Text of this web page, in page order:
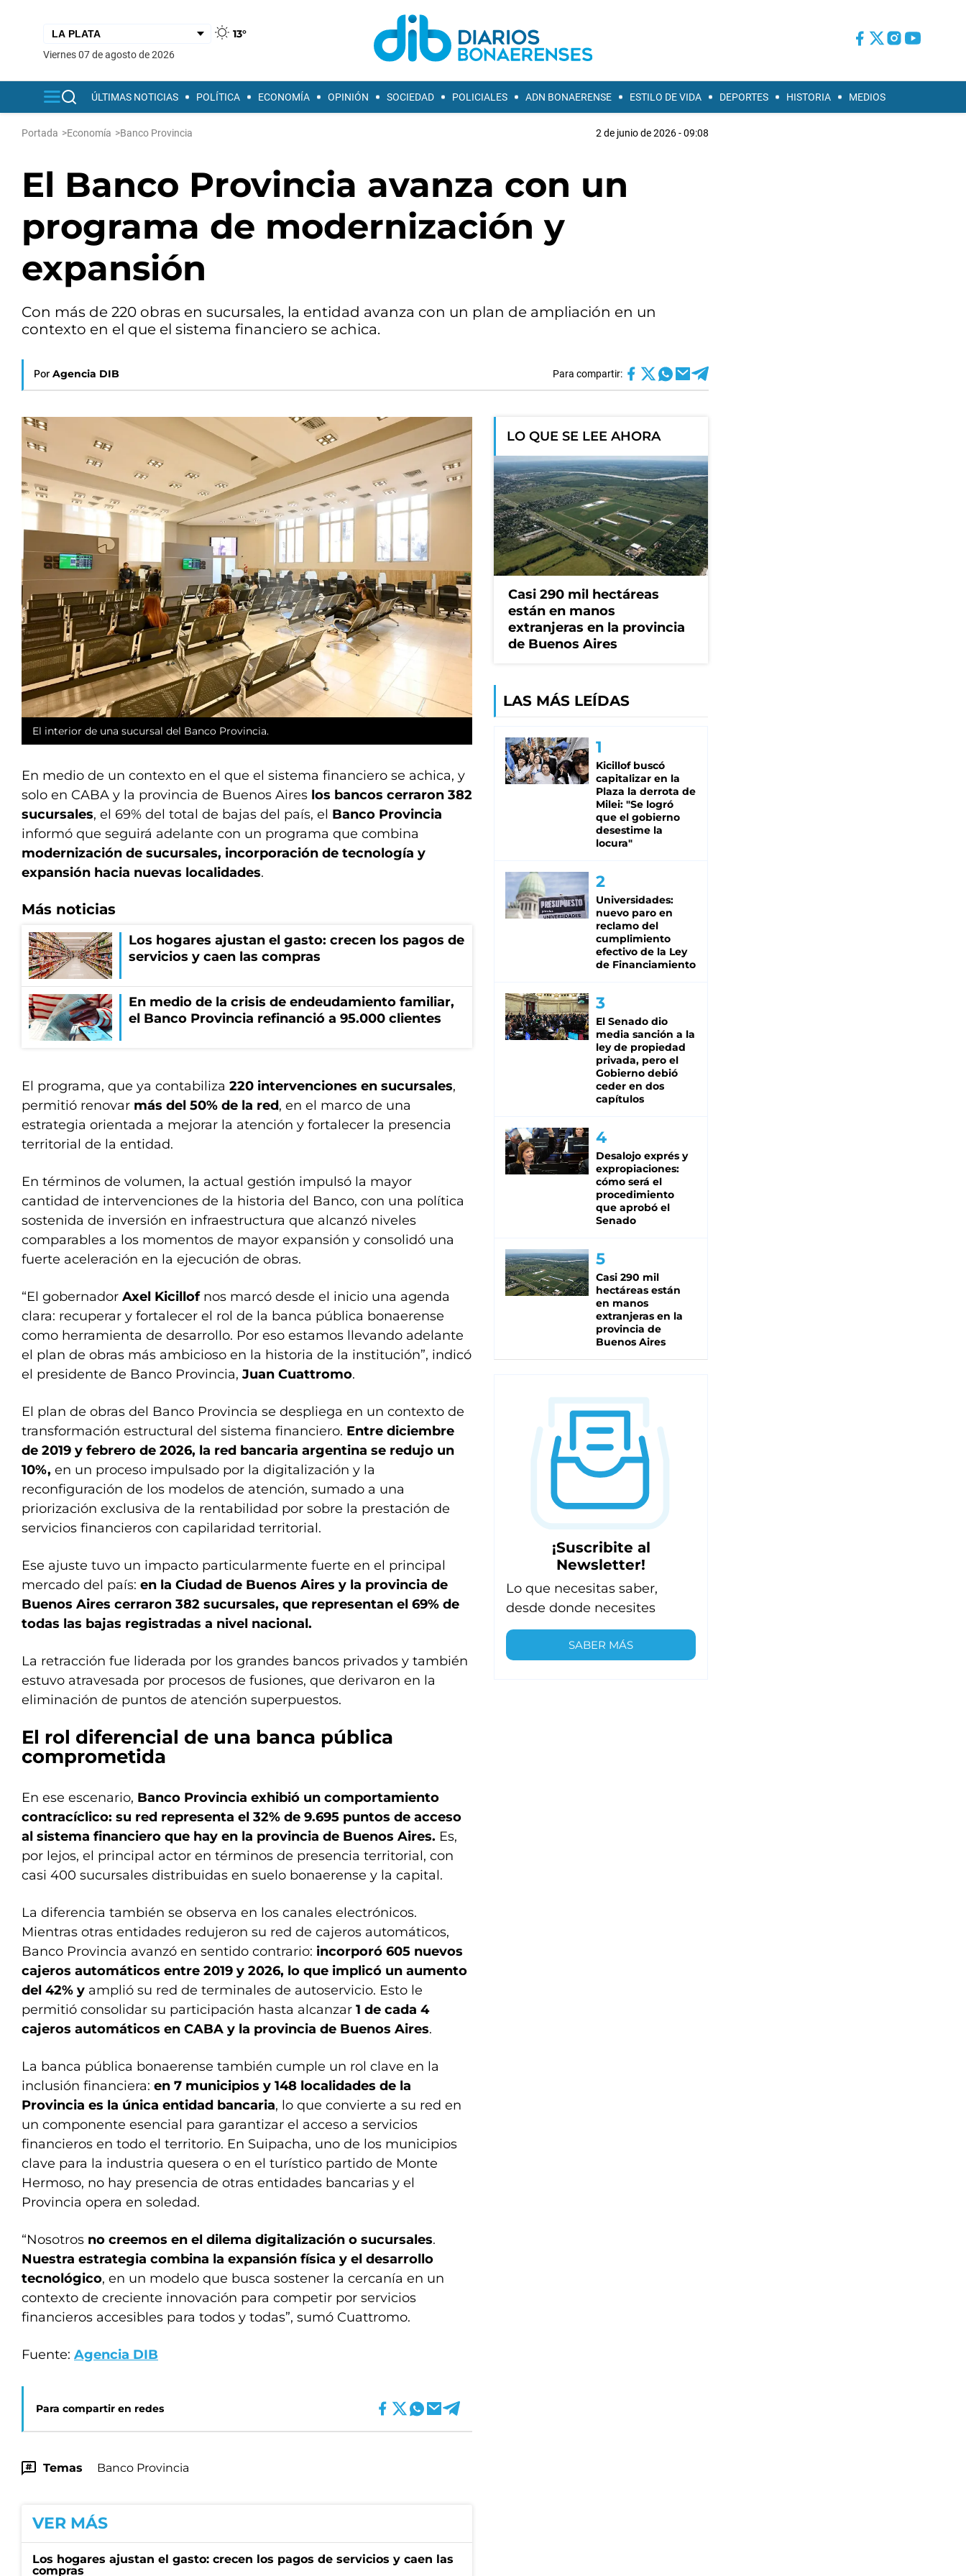
13°
viernes 07 de agosto de 2026
ÚLTIMAS NOTICIAS POLÍTICA ECONOMÍA OPINIÓN SOCIEDAD POLICIALES ADN BONAERENSE ESTILO DE VIDA DEPORTES HISTORIA MEDIOS
Portada >Economía >Banco Provincia 2 de junio de 2026 - 09:08
El Banco Provincia avanza con un
programa de modernización y
expansión
Con más de 220 obras en sucursales, la entidad avanza con un plan de ampliación en un
contexto en el que el sistema financiero se achica.
Por Agencia DIB Para compartir:
El interior de una sucursal del Banco Provincia.
En medio de un contexto en el que el sistema financiero se achica, y
solo en CABA y la provincia de Buenos Aires los bancos cerraron 382
sucursales, el 69% del total de bajas del país, el Banco Provincia
informó que seguirá adelante con un programa que combina
modernización de sucursales, incorporación de tecnología y
expansión hacia nuevas localidades.
Más noticias
Los hogares ajustan el gasto: crecen los pagos de
servicios y caen las compras
En medio de la crisis de endeudamiento familiar,
el Banco Provincia refinanció a 95.000 clientes
El programa, que ya contabiliza 220 intervenciones en sucursales,
permitió renovar más del 50% de la red, en el marco de una
estrategia orientada a mejorar la atención y fortalecer la presencia
territorial de la entidad.
En términos de volumen, la actual gestión impulsó la mayor
cantidad de intervenciones de la historia del Banco, con una política
sostenida de inversión en infraestructura que alcanzó niveles
comparables a los momentos de mayor expansión y consolidó una
fuerte aceleración en la ejecución de obras.
“El gobernador Axel Kicillofnos marcó desde el inicio una agenda
clara: recuperar y fortalecer el rol de la banca pública bonaerense
como herramienta de desarrollo. Por eso estamos llevando adelante
el plan de obras más ambicioso en la historia de la institución”, indicó
el presidente de Banco Provincia, Juan Cuattromo.
El plan de obras del Banco Provincia se despliega en un contexto de
transformación estructural del sistema financiero. Entre diciembre
de 2019 y febrero de 2026, la red bancaria argentina se redujo un
10%, en un proceso impulsado por la digitalización y la
reconfiguración de los modelos de atención, sumado a una
priorización exclusiva de la rentabilidad por sobre la prestación de
servicios financieros con capilaridad territorial.
Ese ajuste tuvo un impacto particularmente fuerte en el principal
mercado del país: en la Ciudad de Buenos Aires y la provincia de
Buenos Aires cerraron 382 sucursales, que representan el 69% de
todas las bajas registradas a nivel nacional.
La retracción fue liderada por los grandes bancos privados y también
estuvo atravesada por procesos de fusiones, que derivaron en la
eliminación de puntos de atención superpuestos.
El rol diferencial de una banca pública
comprometida
En ese escenario, Banco Provincia exhibió un comportamiento
contracíclico: su red representa el 32% de 9.695 puntos de acceso
al sistema financiero que hay en la provincia de Buenos Aires. Es,
por lejos, el principal actor en términos de presencia territorial, con
casi 400 sucursales distribuidas en suelo bonaerense y la capital.
La diferencia también se observa en los canales electrónicos.
Mientras otras entidades redujeron su red de cajeros automáticos,
Banco Provincia avanzó en sentido contrario: incorporó 605 nuevos
cajeros automáticos entre 2019 y 2026, lo que implicó un aumento
del 42% y amplió su red de terminales de autoservicio. Esto le
permitió consolidar su participación hasta alcanzar 1 de cada 4
cajeros automáticos en CABA y la provincia de Buenos Aires.
La banca pública bonaerense también cumple un rol clave en la
inclusión financiera: en 7 municipios y 148 localidades de la
Provincia es la única entidad bancaria, lo que convierte a su red en
un componente esencial para garantizar el acceso a servicios
financieros en todo el territorio. En Suipacha, uno de los municipios
clave para la industria quesera o en el turístico partido de Monte
Hermoso, no hay presencia de otras entidades bancarias y el
Provincia opera en soledad.
“Nosotros no creemos en el dilema digitalización o sucursales.
Nuestra estrategia combina la expansión física y el desarrollo
tecnológico, en un modelo que busca sostener la cercanía en un
contexto de creciente innovación para competir por servicios
financieros accesibles para todos y todas”, sumó Cuattromo.
Fuente: Agencia DIB
Para compartir en redes
Temas Banco Provincia
VER MÁS
Los hogares ajustan el gasto: crecen los pagos de servicios y caen las
compras
LO QUE SE LEE AHORA
Casi 290 mil hectáreas
están en manos
extranjeras en la provincia
de Buenos Aires
LAS MÁS LEÍDAS
Kicillof buscó
capitalizar en la
Plaza la derrota de
Milei: "Se logró
que el gobierno
desestime la
locura"
Universidades:
nuevo paro en
reclamo del
cumplimiento
efectivo de la Ley
de Financiamiento
El Senado dio
media sanción a la
ley de propiedad
privada, pero el
Gobierno debió
ceder en dos
capítulos
Desalojo exprés y
expropiaciones:
cómo será el
procedimiento
que aprobó el
Senado
Casi 290 mil
hectáreas están
en manos
extranjeras en la
provincia de
Buenos Aires
¡Suscribite al
Newsletter!
Lo que necesitas saber,
desde donde necesites
SABER MÁS